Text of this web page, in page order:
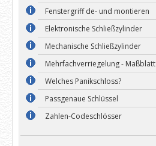
Fenstergriff de- und montieren
Elektronische Schließzylinder
Mechanische Schließzylinder
Mehrfachverriegelung - Maßblatt
Welches Panikschloss?
Passgenaue Schlüssel
Zahlen-Codeschlösser